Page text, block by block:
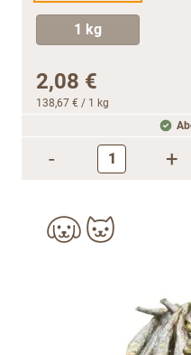
1 kg
2,08 €
138,67 € / 1 kg
- +